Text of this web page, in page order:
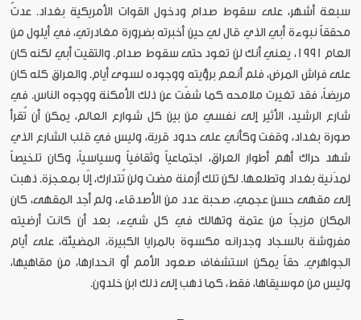
سبعة أشهر، على سقوط صدام ودخول القوات الأمريكية بغداد. عدتُ
محققاً نبوءة أبي الذي قال لي حين أخبرته بضرورة مغادرتي، في أيلول من
العام 1991، يعني أنك لن تعود حتى سقوط صدام. والتقيت أبي لكنه كان
على فراش المرض، فلم أنعم برؤيته ووجوده لسوى أيام. والعراق كله كان
مريضاً، فقد تغيرت ملامحه كما شفّت عن ذلك الأمكنة ووجوه الناس. في
شارع الرشيد، الأثير إلى نفسي من بين كل شوارع العالم، يمكن أن تُقرأ
صورة بغداد، وقفت وكأني على حدود قرية، وليس في قلب الشارع الذي
شهد حراك أهم أطوار العراق، اجتماعياً وثقافياً وسياسياً، وكان تلخيصاً
لمدَنية بغداد وتطلعها. لكن تلك أزمنة مضت ولن تُتدارك، إلّا بمعجزة. ذهبت
إلى مقهى حسن عجمي، صحبة عدد من الأصدقاء، ولم أجد المقهى، كان
المكان مزيجاً من عتمة وتهالك في كل شيء، بعد أن كانت أرضيته
مفروشة بالسجاد وجدرانه مكسوة بالمرايا الكبيرة، المضيئة، على أيام
الجواهري. حقاً يمكن استشفاف صعود الأمم أو انحدارها، من مقاهيها،
وليس من موسيقاها، فقط، كما ذهب إلى ذلك ابن خلدون.